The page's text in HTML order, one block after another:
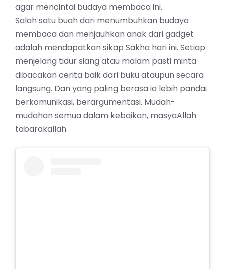
agar mencintai budaya membaca ini.
Salah satu buah dari menumbuhkan budaya
membaca dan menjauhkan anak dari gadget
adalah mendapatkan sikap Sakha hari ini. Setiap
menjelang tidur siang atau malam pasti minta
dibacakan cerita baik dari buku ataupun secara
langsung. Dan yang paling berasa ia lebih pandai
berkomunikasi, berargumentasi. Mudah-
mudahan semua dalam kebaikan, masyaAllah
tabarakallah.